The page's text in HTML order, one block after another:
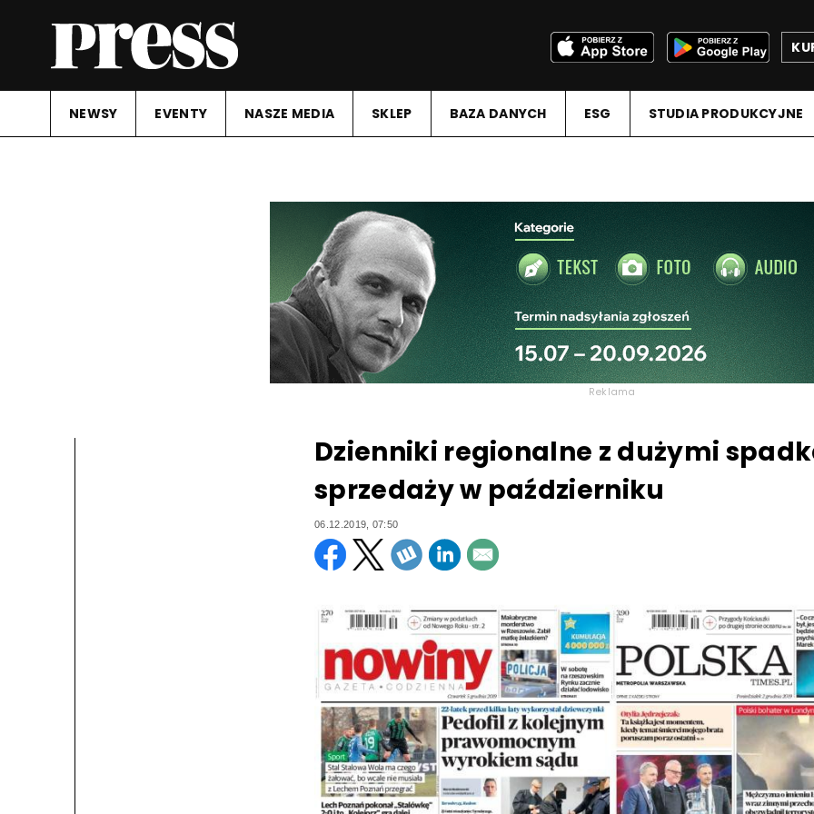
NEWSY EVENTY NASZE MEDIA SKLEP BAZA DANYCH ESG STUDIA PRODUKCYJNE
Reklama
Dzienniki regionalne z dużymi
sprzedaży w październiku
06.12.2019, 07:50